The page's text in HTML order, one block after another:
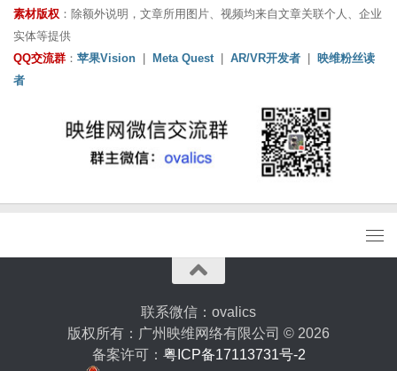
素材版权 ：除额外说明，文章所用图片、视频均来自文章关联个人、企业
实体等提供
QQ交流群 ： 苹果Vision Meta Quest AR/VR开发者
映维粉丝读
者
联系微信：ovalics
版权所有：广州映维网络有限公司 © 2026
备案许可： 粤ICP备17113731号-2